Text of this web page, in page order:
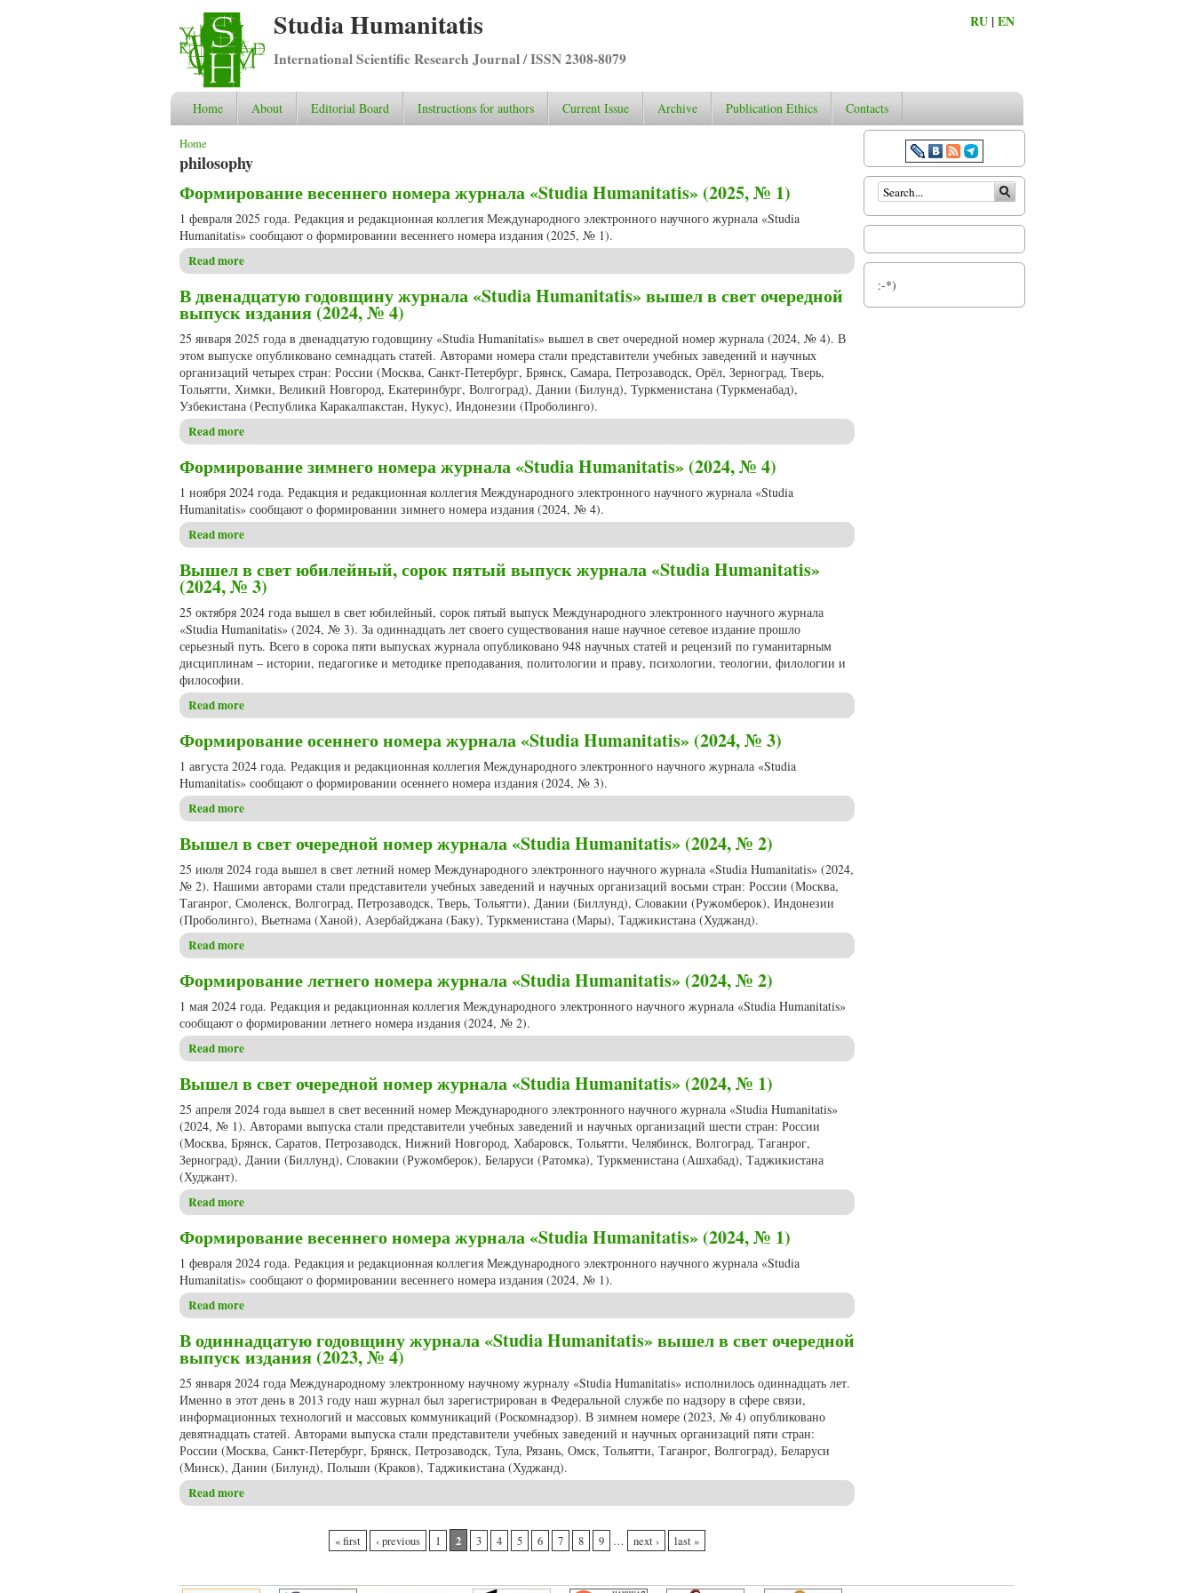
Studia Humanitatis
International Scientific Research Journal / ISSN 2308-8079
RU |EN
Home About Editorial Board Instructions for authors Current Issue Archive Publication Ethics Contacts
You are here
Home
philosophy
Формирование весеннего номера журнала «Studia Humanitatis» (2025, № 1)
1 февраля 2025 года. Редакция и редакционная коллегия Международного электронного научного журнала «Studia
Humanitatis» сообщают о формировании весеннего номера издания (2025, № 1).
Read more
В двенадцатую годовщину журнала «Studia Humanitatis» вышел в свет очередной
выпуск издания (2024, № 4)
25 января 2025 года в двенадцатую годовщину «Studia Humanitatis» вышел в свет очередной номер журнала (2024, № 4). В
этом выпуске опубликовано семнадцать статей. Авторами номера стали представители учебных заведений и научных
организаций четырех стран: России (Москва, Санкт-Петербург, Брянск, Самара, Петрозаводск, Орёл, Зерноград, Тверь,
Тольятти, Химки, Великий Новгород, Екатеринбург, Волгоград), Дании (Билунд), Туркменистана (Туркменабад),
Узбекистана (Республика Каракалпакстан, Нукус), Индонезии (Проболинго).
Read more
Формирование зимнего номера журнала «Studia Humanitatis» (2024, № 4)
1 ноября 2024 года. Редакция и редакционная коллегия Международного электронного научного журнала «Studia
Humanitatis» сообщают о формировании зимнего номера издания (2024, № 4).
Read more
Вышел в свет юбилейный, сорок пятый выпуск журнала «Studia Humanitatis»
(2024, № 3)
25 октября 2024 года вышел в свет юбилейный, сорок пятый выпуск Международного электронного научного журнала
«Studia Humanitatis» (2024, № 3). За одиннадцать лет своего существования наше научное сетевое издание прошло
серьезный путь. Всего в сорока пяти выпусках журнала опубликовано 948 научных статей и рецензий по гуманитарным
дисциплинам – истории, педагогике и методике преподавания, политологии и праву, психологии, теологии, филологии и
философии.
Read more
Формирование осеннего номера журнала «Studia Humanitatis» (2024, № 3)
1 августа 2024 года. Редакция и редакционная коллегия Международного электронного научного журнала «Studia
Humanitatis» сообщают о формировании осеннего номера издания (2024, № 3).
Read more
Вышел в свет очередной номер журнала «Studia Humanitatis» (2024, № 2)
25 июля 2024 года вышел в свет летний номер Международного электронного научного журнала «Studia Humanitatis» (2024,
№ 2). Нашими авторами стали представители учебных заведений и научных организаций восьми стран: России (Москва,
Таганрог, Смоленск, Волгоград, Петрозаводск, Тверь, Тольятти), Дании (Биллунд), Словакии (Ружомберок), Индонезии
(Проболинго), Вьетнама (Ханой), Азербайджана (Баку), Туркменистана (Мары), Таджикистана (Худжанд).
Read more
Формирование летнего номера журнала «Studia Humanitatis» (2024, № 2)
1 мая 2024 года. Редакция и редакционная коллегия Международного электронного научного журнала «Studia Humanitatis»
сообщают о формировании летнего номера издания (2024, № 2).
Read more
Вышел в свет очередной номер журнала «Studia Humanitatis» (2024, № 1)
25 апреля 2024 года вышел в свет весенний номер Международного электронного научного журнала «Studia Humanitatis»
(2024, № 1). Авторами выпуска стали представители учебных заведений и научных организаций шести стран: России
(Москва, Брянск, Саратов, Петрозаводск, Нижний Новгород, Хабаровск, Тольятти, Челябинск, Волгоград, Таганрог,
Зерноград), Дании (Биллунд), Словакии (Ружомберок), Беларуси (Ратомка), Туркменистана (Ашхабад), Таджикистана
(Худжант).
Read more
Формирование весеннего номера журнала «Studia Humanitatis» (2024, № 1)
1 февраля 2024 года. Редакция и редакционная коллегия Международного электронного научного журнала «Studia
Humanitatis» сообщают о формировании весеннего номера издания (2024, № 1).
Read more
В одиннадцатую годовщину журнала «Studia Humanitatis» вышел в свет очередной
выпуск издания (2023, № 4)
25 января 2024 года Международному электронному научному журналу «Studia Humanitatis» исполнилось одиннадцать лет.
Именно в этот день в 2013 году наш журнал был зарегистрирован в Федеральной службе по надзору в сфере связи,
информационных технологий и массовых коммуникаций (Роскомнадзор). В зимнем номере (2023, № 4) опубликовано
девятнадцать статей. Авторами выпуска стали представители учебных заведений и научных организаций пяти стран:
России (Москва, Санкт-Петербург, Брянск, Петрозаводск, Тула, Рязань, Омск, Тольятти, Таганрог, Волгоград), Беларуси
(Минск), Дании (Билунд), Польши (Краков), Таджикистана (Худжанд).
Read more
« first ‹ previous 1 2 3 4 5 6 7 8 9 … next › last »
Search form
:-*)